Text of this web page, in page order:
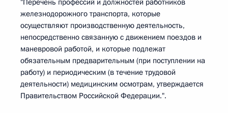
"Перечень профессий и должностей работников
железнодорожного транспорта, которые
осуществляют производственную деятельность,
непосредственно связанную с движением поездов и
маневровой работой, и которые подлежат
обязательным предварительным (при поступлении на
работу) и периодическим (в течение трудовой
деятельности) медицинским осмотрам, утверждается
Правительством Российской Федерации.".